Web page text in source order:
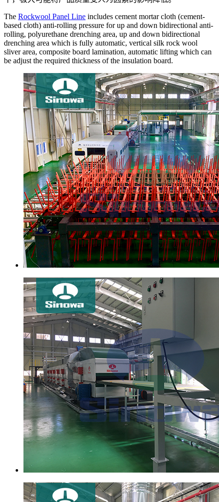
The Rockwool Panel Line includes cement mortar cloth (cement-
based cloth) anti-rolling pressure for up and down bidirectional anti-
rolling, polyurethane drenching area, up and down bidirectional
drenching area which is fully automatic, vertical silk rock wool
sliver area, composite board lamination, automatic lifting which can
be adjust the required thickness of the insulation board.